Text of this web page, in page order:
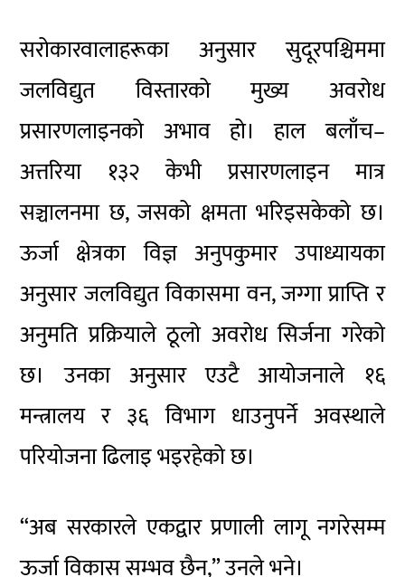
सरोकारवालाहरूका अनुसार सुदूरपश्चिममा
जलविद्युत विस्तारको मुख्य अवरोध
प्रसारणलाइनको अभाव हो। हाल बलाँच–
अत्तरिया १३२ केभी प्रसारणलाइन मात्र
सञ्चालनमा छ, जसको क्षमता भरिइसकेको छ।
ऊर्जा क्षेत्रका विज्ञ अनुपकुमार उपाध्यायका
अनुसार जलविद्युत विकासमा वन, जग्गा प्राप्ति र
अनुमति प्रक्रियाले ठूलो अवरोध सिर्जना गरेको
छ। उनका अनुसार एउटै आयोजनाले १६
मन्त्रालय र ३६ विभाग धाउनुपर्ने अवस्थाले
परियोजना ढिलाइ भइरहेको छ।
“अब सरकारले एकद्वार प्रणाली लागू नगरेसम्म
ऊर्जा विकास सम्भव छैन,” उनले भने।